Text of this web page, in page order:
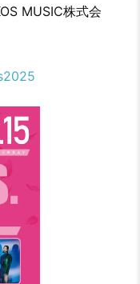
MUSIC株式会